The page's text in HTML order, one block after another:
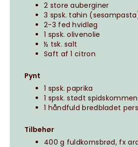
2 store auberginer
3 spsk. tahin
2-3 fed hvidløg
1 spsk. olivenolie
½ tsk. salt
Saft af 1 citron
Pynt
1 spsk. paprika
1 spsk. stødt spidskommen
1 håndfuld bredbladet
Tilbehør
400 g fuldkornsbrød, fx